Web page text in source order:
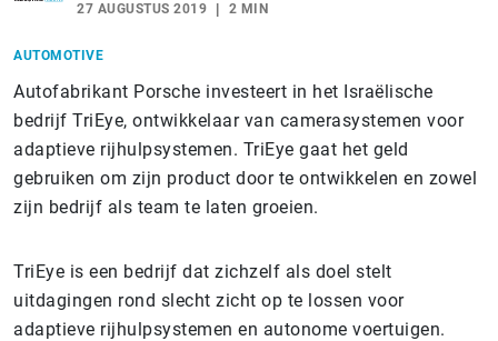
27 AUGUSTUS 2019 2 MIN
AUTOMOTIVE
Autofabrikant Porsche investeert in het Israëlische
bedrijf TriEye, ontwikkelaar van camerasystemen voor
adaptieve rijhulpsystemen. TriEye gaat het geld
gebruiken om zijn product door te ontwikkelen en zowel
zijn bedrijf als team te laten groeien.
TriEye is een bedrijf dat zichzelf als doel stelt
uitdagingen rond slecht zicht op te lossen voor
adaptieve rijhulpsystemen en autonome voertuigen.